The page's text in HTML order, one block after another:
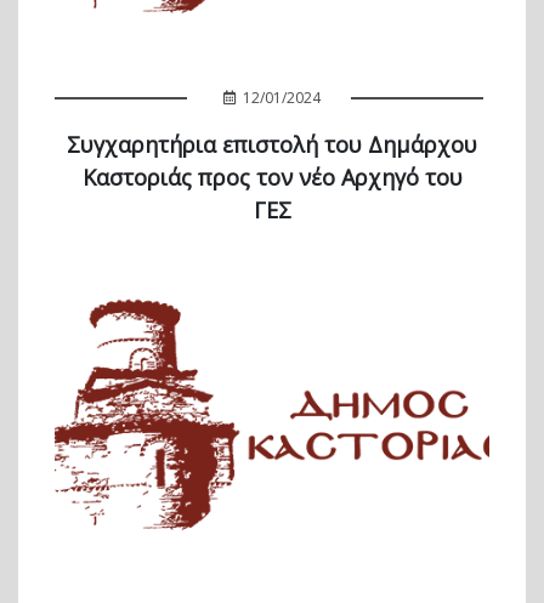
12/01/2024
Συγχαρητήρια επιστολή του Δημάρχου
Καστοριάς προς τον νέο Αρχηγό του
ΓΕΣ